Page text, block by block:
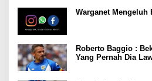
Warganet Mengeluh
Roberto Baggio :
Yang Pernah Dia